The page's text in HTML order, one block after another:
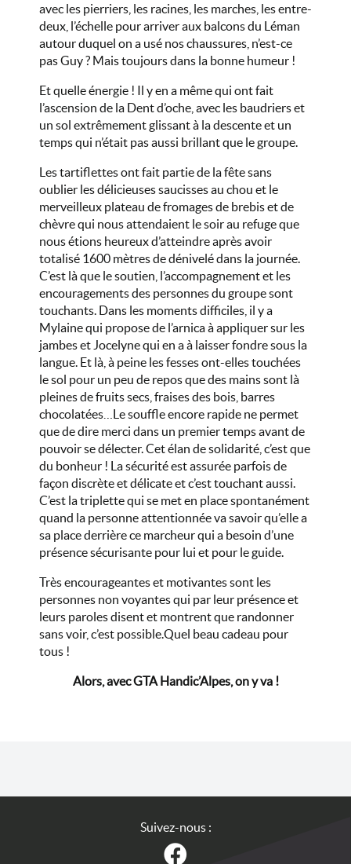
avec les pierriers, les racines, les marches, les entre-
deux, l’échelle pour arriver aux balcons du Léman
autour duquel on a usé nos chaussures, n’est-ce
pas Guy ? Mais toujours dans la bonne humeur !
Et quelle énergie ! Il y en a même qui ont fait
l’ascension de la Dent d’oche, avec les baudriers et
un sol extrêmement glissant à la descente et un
temps qui n’était pas aussi brillant que le groupe.
Les tartiflettes ont fait partie de la fête sans
oublier les délicieuses saucisses au chou et le
merveilleux plateau de fromages de brebis et de
chèvre qui nous attendaient le soir au refuge que
nous étions heureux d’atteindre après avoir
totalisé 1600 mètres de dénivelé dans la journée.
C’est là que le soutien, l’accompagnement et les
encouragements des personnes du groupe sont
touchants. Dans les moments difficiles, il y a
Mylaine qui propose de l’arnica à appliquer sur les
jambes et Jocelyne qui en a à laisser fondre sous la
langue. Et là, à peine les fesses ont-elles touchées
le sol pour un peu de repos que des mains sont là
pleines de fruits secs, fraises des bois, barres
chocolatées…Le souffle encore rapide ne permet
que de dire merci dans un premier temps avant de
pouvoir se délecter. Cet élan de solidarité, c’est que
du bonheur ! La sécurité est assurée parfois de
façon discrète et délicate et c’est touchant aussi.
C’est la triplette qui se met en place spontanément
quand la personne attentionnée va savoir qu’elle a
sa place derrière ce marcheur qui a besoin d’une
présence sécurisante pour lui et pour le guide.
Très encourageantes et motivantes sont les
personnes non voyantes qui par leur présence et
leurs paroles disent et montrent que randonner
sans voir, c’est possible.Quel beau cadeau pour
tous !
Alors, avec GTA Handic’Alpes, on y va !
Suivez-nous :